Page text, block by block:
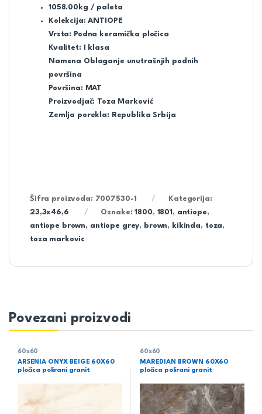
1058.00kg / paleta
Kolekcija: ANTIOPE
Vrsta: Podna keramička pločica
Kvalitet: I klasa
Namena Oblaganje unutrašnjih podnih
površina
Površina: MAT
Proizvodjač: Toza Marković
Zemlja porekla: Republika Srbija
Šifra proizvoda: 7007530-1
Kategorija:
23,3x46,6
Oznake:1800, 1801 , antiope,
antiope brown, antiope grey, brown, kikinda, toza,
toza markovic
Povezani proizvodi
60x60
ARSENIA ONYX BEIGE 60X60
pločica polirani granit
60x60
MAREDIAN BROWN 60X60
pločica polirani granit